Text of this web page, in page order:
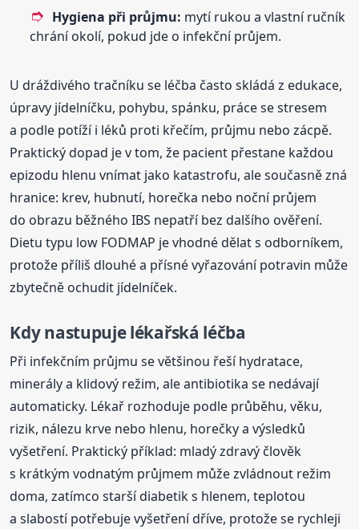
Hygiena při průjmu: mytí rukou a vlastní ručník
chrání okolí, pokud jde o infekční průjem.
U dráždivého tračníku se léčba často skládá z edukace,
úpravy jídelníčku, pohybu, spánku, práce se stresem
a podle potíží i léků proti křečím, průjmu nebo zácpě.
Praktický dopad je v tom, že pacient přestane každou
epizodu hlenu vnímat jako katastrofu, ale současně zná
hranice: krev, hubnutí, horečka nebo noční průjem
do obrazu běžného IBS nepatří bez dalšího ověření.
Dietu typu low FODMAP je vhodné dělat s odborníkem,
protože příliš dlouhé a přísné vyřazování potravin může
zbytečně ochudit jídelníček.
Kdy nastupuje lékařská léčba
Při infekčním průjmu se většinou řeší hydratace,
minerály a klidový režim, ale antibiotika se nedávají
automaticky. Lékař rozhoduje podle průběhu, věku,
rizik, nálezu krve nebo hlenu, horečky a výsledků
vyšetření. Praktický příklad: mladý zdravý člověk
s krátkým vodnatým průjmem může zvládnout režim
doma, zatímco starší diabetik s hlenem, teplotou
a slabostí potřebuje vyšetření dříve, protože se rychleji